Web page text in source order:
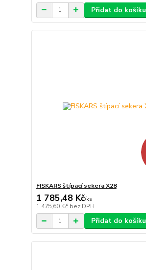
Přidat do košíku
FISKARS štípací sekera X28
1 785,48 Kč/ks
1 475,60 Kč bez DPH
Přidat do košíku